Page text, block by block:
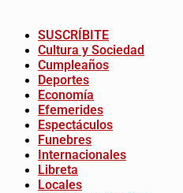
SUSCRÍBITE
Cultura y Sociedad
Cumpleaños
Deportes
Economía
Efemerides
Espectáculos
Funebres
Internacionales
Libreta
Locales